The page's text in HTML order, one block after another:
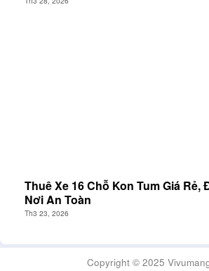
Thuê Xe 16 Chỗ Kon Tum Giá Rẻ,
Nơi An Toàn
Th3 23, 2026
Copyright © 2025